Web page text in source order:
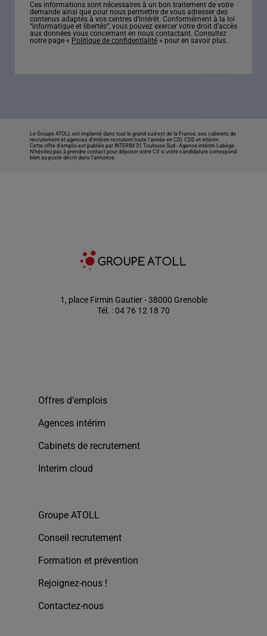
Ces informations sont nécessaires à un bon traitement de votre
demande ainsi que pour nous permettre de vous adresser des
contenus adaptés à vos centres d’intérêt. Conformément à la loi
“informatique et libertés”, vous pouvez exercer votre droit d’accès
aux données vous concernant en nous contactant. Consultez
notre page « Politique de confidentialité » pour en savoir plus.
Le Groupe ATOLL est implanté dans tout le grand sud-est de la France, ses cabinets de
recrutement et agences d’intérim recrutent toute l’année en CDI, CDD et intérim.
Cette offre d’emploi est publiée par INTERIM 31 Toulouse Sud -Agence intérim Labège.
N’hésitez pas à prendre contact pour déposer votre CV si votre candidature correspond
bien au poste décrit dans l'annonce.
1, place Firmin Gautier - 38000 Grenoble
Tél. : 04 76 12 18 70
Offres d’emplois
Agences intérim
Cabinets de recrutement
Interim cloud
Groupe ATOLL
Conseil recrutement
Formation et prévention
Rejoignez-nous !
Contactez-nous